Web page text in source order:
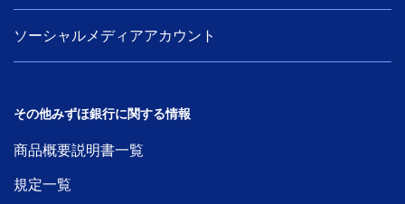
ソーシャルメディアアカウント
その他みずほ銀行に関する情報
商品概要説明書一覧
規定一覧